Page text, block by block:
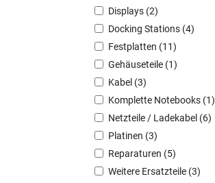
Displays (2)
Docking Stations (4)
Festplatten (11)
Gehäuseteile (1)
Kabel (3)
Komplette Notebooks (1)
Netzteile / Ladekabel (6)
Platinen (3)
Reparaturen (5)
Weitere Ersatzteile (3)